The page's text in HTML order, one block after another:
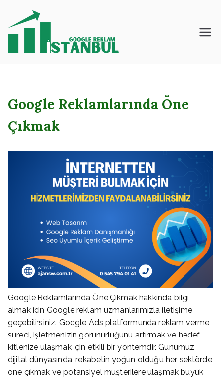
İstanbul – Google
Google Reklamlarında Öne
Çıkmak
Google Reklamlarında Öne Çıkmak hakkında bilgi
almak için Google reklam uzmanlarımızla iletişime
geçebilirsiniz. Google Ads platformunda reklam verme
süreci, işletmenizin görünürlüğünü artırmak ve hedef
kitlenize ulaşmak için etkili bir yöntemdir. Günümüz
dijital dünyasında, rekabetin yoğun olduğu her sektörde
öne çıkmak ve potansiyel müşterilere ulaşmak büyük